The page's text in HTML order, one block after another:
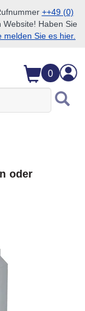
++49 (0)
Haben Sie
melden Sie es hier.
0
oder